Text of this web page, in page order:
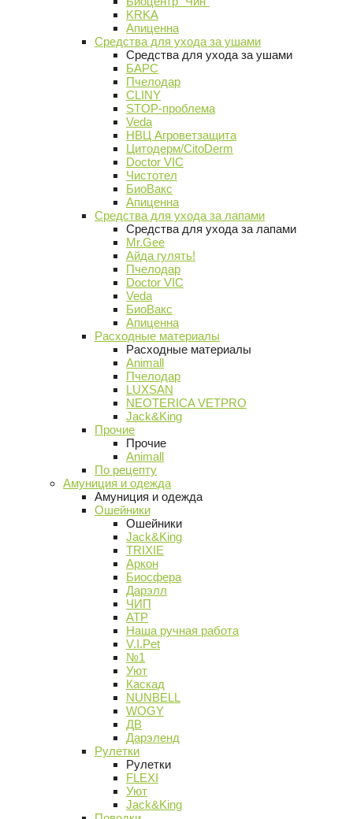
KRKA
Апиценна
Средства для ухода за ушами
Средства для ухода за ушами
БАРС
Пчелодар
CLINY
STOP-проблема
Veda
НВЦ Агроветзащита
Цитодерм/CitoDerm
Doctor VIC
Чистотел
БиоВакс
Апиценна
Средства для ухода за лапами
Средства для ухода за лапами
Mr.Gee
Айда гулять!
Пчелодар
Doctor VIC
Veda
БиоВакс
Апиценна
Расходные материалы
Расходные материалы
Animall
Пчелодар
LUXSAN
NEOTERICA VETPRO
Jack&King
Прочие
Прочие
Animall
По рецепту
Амуниция и одежда
Амуниция и одежда
Ошейники
Ошейники
Jack&King
TRIXIE
Аркон
Биосфера
Дарэлл
ЧИП
АТР
Наша ручная работа
V.I.Pet
№1
Уют
Каскад
NUNBELL
WOGY
ДВ
Дарэленд
Рулетки
Рулетки
FLEXI
Уют
Jack&King